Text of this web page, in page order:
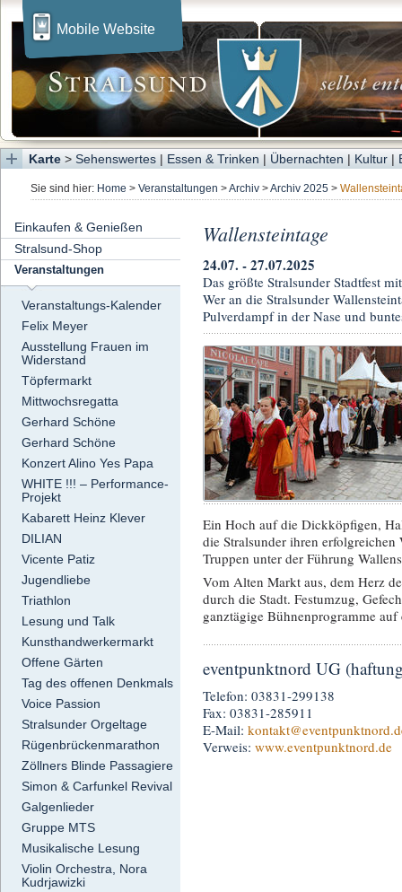
Mobile Website
Karte > Sehenswertes | Essen & Trinken | Übernachten | Kultur |
Sie sind hier: Home > Veranstaltungen >Archiv >Archiv 2025 >
Einkaufen & Genießen
Stralsund-Shop
Veranstaltungen
Veranstaltungs-Kalender
Felix Meyer
Ausstellung Frauen im
Widerstand
Töpfermarkt
Mittwochsregatta
Gerhard Schöne
Gerhard Schöne
Konzert Alino Yes Papa
WHITE !!! – Performance-
Projekt
Kabarett Heinz Klever
DILIAN
Vicente Patiz
Jugendliebe
Triathlon
Lesung und Talk
Kunsthandwerkermarkt
Offene Gärten
Tag des offenen Denkmals
Voice Passion
Stralsunder Orgeltage
Rügenbrückenmarathon
Zöllners Blinde Passagiere
Simon & Carfunkel Revival
Galgenlieder
Gruppe MTS
Musikalische Lesung
Violin Orchestra, Nora
Kudrjawizki
Wallensteintage
24.07. - 27.07.2025
Das größte Stralsunder Stadtfest
Wer an die Stralsunder
Pulverdampf in der Nase und
Ein Hoch auf die Dickköpfigen,
die Stralsunder ihren
Truppen unter der Führung
Vom Alten Markt aus, dem Herz
durch die Stadt. Festumzug,
ganztägige Bühnenprogramme
eventpunktnord UG
Telefon: 03831-299138
Fax: 03831-285911
E-Mail: kontakt
Verweis: www.eventpunktnord.de